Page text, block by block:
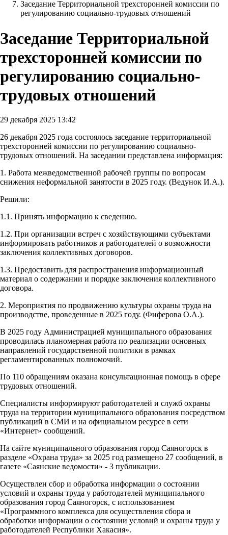
Заседание Территориальной трехсторонней комиссии по
регулированию социально-трудовых отношений
Заседание Территориальной
трехсторонней комиссии по
регулированию социально-
трудовых отношений
29 декабря 2025 13:42
26 декабря 2025 года состоялось заседание территориальной
трехсторонней комиссии по регулированию социально-
трудовых отношений. На заседании представлена информация:
1. Работа межведомственной рабочей группы по вопросам
снижения неформальной занятости в 2025 году. (Ведунок И.А.).
Решили:
1.1. Принять информацию к сведению.
1.2. При организации встреч с хозяйствующими субъектами
информировать работников и работодателей о возможности
заключения коллективных договоров.
1.3. Предоставить для распространения информационный
материал о содержании и порядке заключения коллективного
договора.
2. Мероприятия по продвижению культуры охраны труда на
производстве, проведенные в 2025 году. (Фиферова О.А.).
В 2025 году Администрацией муниципального образования
проводилась планомерная работа по реализации основных
направлений государственной политики в рамках
регламентированных полномочий.
По 110 обращениям оказана консультационная помощь в сфере
трудовых отношений.
Специалисты информируют работодателей и служб охраны
труда на территории муниципального образования посредством
публикаций в СМИ и на официальном ресурсе в сети
«Интернет» сообщений.
На сайте муниципального образования город Саяногорск в
разделе «Охрана труда» за 2025 год размещено 27 сообщений, в
газете «Саянские ведомости» - 3 публикации.
Осуществлен сбор и обработка информации о состоянии
условий и охраны труда у работодателей муниципального
образования город Саяногорск, с использованием
«Программного комплекса для осуществления сбора и
обработки информации о состоянии условий и охраны труда у
работодателей Республики Хакасия».